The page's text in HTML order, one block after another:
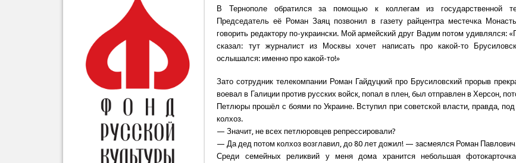
В Тернополе обратился за помощью к коллегам из государственной
Председатель её Роман Заяц позвонил в газету райцентра местечка
говорить редактору по-украински. Мой армейский друг Вадим потом удивлялся:
сказал: тут журналист из Москвы хочет написать про какой-то
ослышался: именно про какой-то!»
Зато сотрудник телекомпании Роман Гайдуцкий про Брусиловский прорыв
воевал в Галиции против русских войск, попал в плен, был отправлен в Херсон,
Петлюры прошёл с боями по Украине. Вступил при советской власти, правда,
колхоз.
— Значит, не всех петлюровцев репрессировали?
— Да дед потом колхоз возглавил, до 80 лет дожил! — засмеялся Роман
Среди семейных реликвий у меня дома хранится небольшая